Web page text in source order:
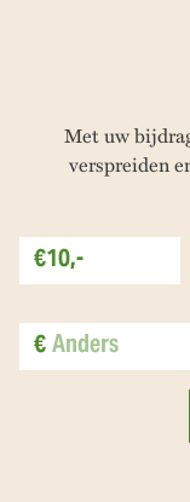
Met uw
verspreiden
€10,-
€